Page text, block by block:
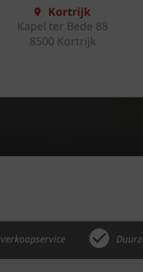
Kortrijk
Kapel ter Bede 88
8500 Kortrijk